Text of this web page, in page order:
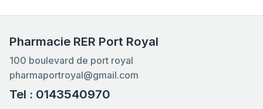
Pharmacie RER Port Royal
100 boulevard de port royal
pharmaportroyal@gmail.com
Tel : 0143540970